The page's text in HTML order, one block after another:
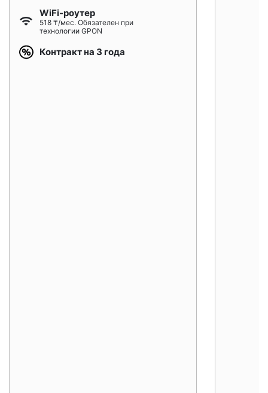
WiFi-роутер
518 ₸/мес. Обязателен при
технологии GPON
Контракт на 3 года